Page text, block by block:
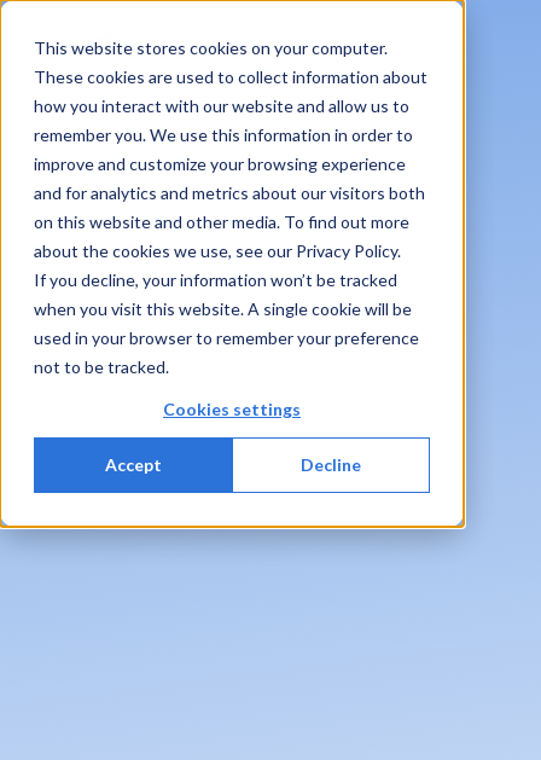
This website stores cookies on your computer.
These cookies are used to collect information about
how you interact with our website and allow us to
remember you. We use this information in order to
improve and customize your browsing experience
and for analytics and metrics about our visitors both
on this website and other media. To find out more
about the cookies we use, see our Privacy Policy.
If you decline, your information won’t be tracked
when you visit this website. A single cookie will be
used in your browser to remember your preference
not to be tracked.
Cookies settings
Accept Decline